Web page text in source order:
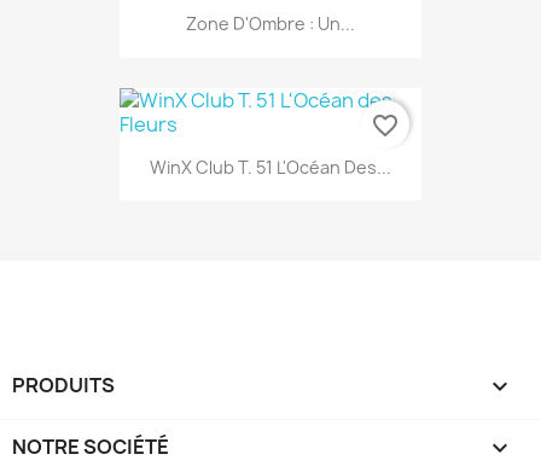
Zone D'Ombre : Un...
WinX Club T. 51 L'Océan Des...
favorite_border
PRODUITS 
NOTRE SOCIÉTÉ 